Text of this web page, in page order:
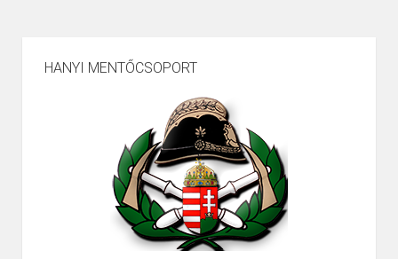
HANYI MENTŐCSOPORT